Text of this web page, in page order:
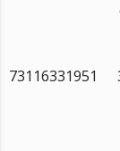
73116331951